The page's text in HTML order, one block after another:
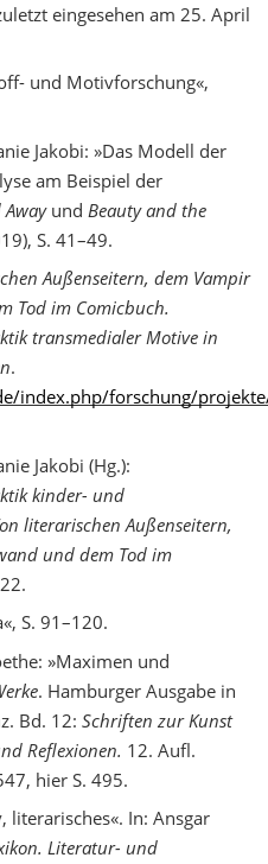
eingesehen am 25. April
und Motivforschung«,
Jakobi: »Das Modell der
am Beispiel der
und Beauty and the
S. 41–49.
Außenseitern, dem Vampir
Tod im Comicbuch.
transmedialer Motive in
.
index.php/forschung/
Jakobi (Hg.):
kinder- und
literarischen Außenseitern,
und dem Tod im
S. 91–120.
»Maximen und
. Hamburger Ausgabe in
Bd. 12: Schriften zur Kunst
Reflexionen. 12. Aufl.
hier S. 495.
literarisches«. In: Ansgar
Literatur- und